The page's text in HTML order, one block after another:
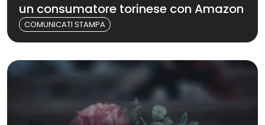
un consumatore torinese con Amazon
COMUNICATI STAMPA